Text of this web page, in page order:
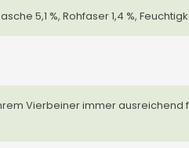
5,1 %, Rohfaser 1,4 %,
Vierbeiner immer ausreichend